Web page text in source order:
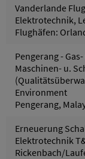
Vanderlande
Elektrotechnik,
Flughäfen:
Pengerang -
Maschinen- u.
Environment
Pengerang,
Erneuerung
Elektrotechnik
Rickenbach/